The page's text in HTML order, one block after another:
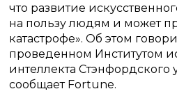
что развитие
на пользу людям и может
катастрофе». Об этом
проведенном Институтом
интеллекта Стэнфордского
сообщает Fortune.